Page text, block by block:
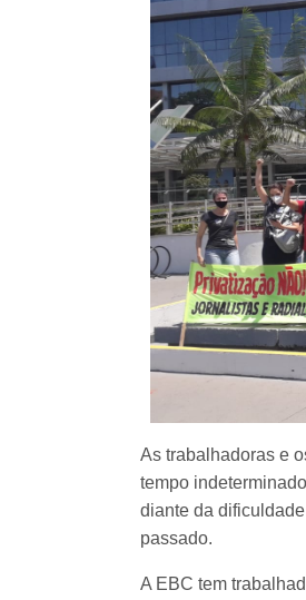
As trabalhadoras e
tempo
diante da
passado.
A EBC tem